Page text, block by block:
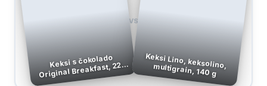
Keksi s čokolado
Original Breakfast, 225
g, Belvita
VS
Keksi Lino, keksolino, multigrain, 140 g